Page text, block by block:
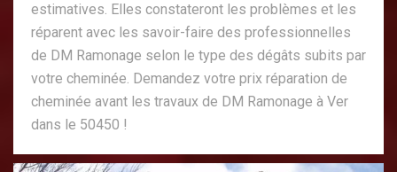
estimatives. Elles constateront les problèmes et les
réparent avec les savoir-faire des professionnelles
de DM Ramonage selon le type des dégâts subits par
votre cheminée. Demandez votre prix réparation de
cheminée avant les travaux de DM Ramonage à Ver
dans le 50450 !